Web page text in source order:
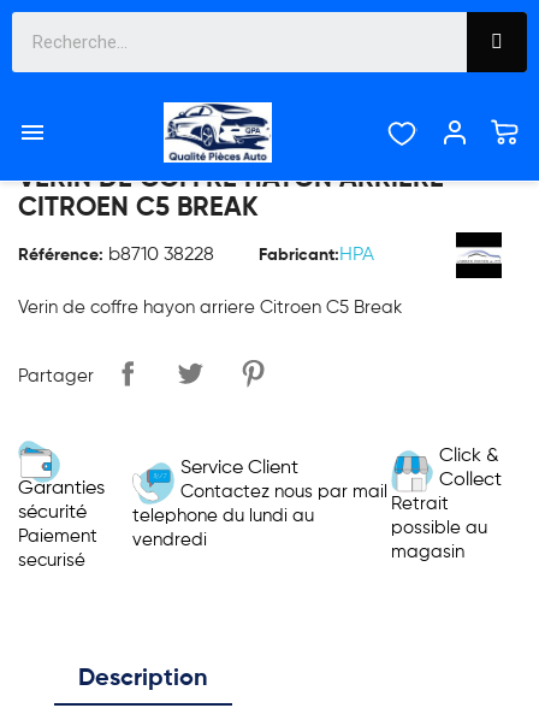

 
VERIN DE COFFRE HAYON ARRIERE
CITROEN C5 BREAK
Référence: b8710 38228 Fabricant: HPA
Verin de coffre hayon arriere Citroen C5 Break
Partager
Garanties
sécurité
Paiement
securisé
Service Client
Contactez nous par mail
telephone du lundi au
vendredi
Click &
Collect
Retrait
possible au
magasin
Description